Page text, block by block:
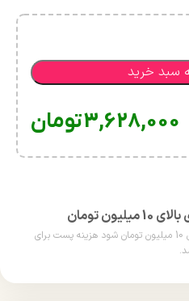
سبد خرید
3,628,000تومان
تومان
چنان چه جمع صورت حساب شما بالای 10 میلیون تومان شود هزینه پست برای